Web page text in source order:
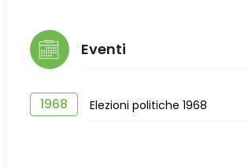
Eventi
1968 Elezioni politiche 1968